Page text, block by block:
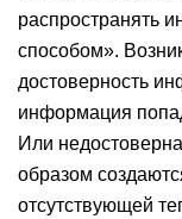
распространять
способом».
достоверность
информация
Или
образом
отсутствующей